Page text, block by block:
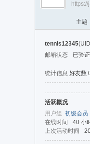
›
主题
tennis12345
邮箱状态
已验证
统计信息 好友数
活跃概况
用户组 初级会员
在线时间
40 小
上次活动时间